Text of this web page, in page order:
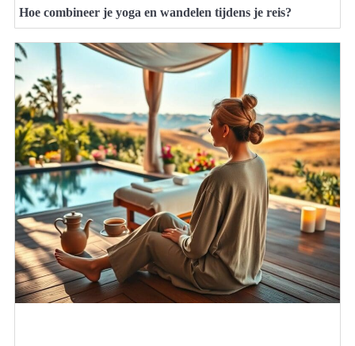
Hoe combineer je yoga en wandelen tijdens je reis?